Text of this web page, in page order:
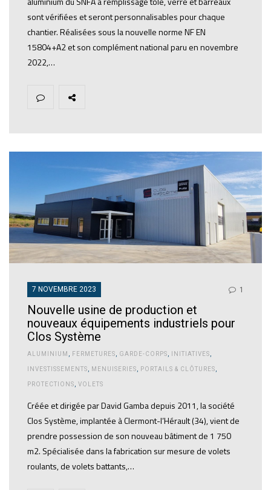
sont vérifiées et seront personnalisables pour chaque
chantier. Réalisées sous la nouvelle norme NF EN
15804+A2 et son complément national paru en novembre
2022,…
7 NOVEMBRE 2023 1
Nouvelle usine de production et
nouveaux équipements industriels pour
Clos Système
ALUMINIUM FERMETURES GARDE-CORPS INITIATIVES
INVESTISSEMENTS MENUISERIES PORTAILS & CLÔTURES
PROTECTIONS VOLETS
Créée et dirigée par David Gamba depuis 2011, la société
Clos Système, implantée à Clermont-l’Hérault (34), vient de
prendre possession de son nouveau bâtiment de 1 750
m2. Spécialisée dans la fabrication sur mesure de volets
roulants, de volets battants,…